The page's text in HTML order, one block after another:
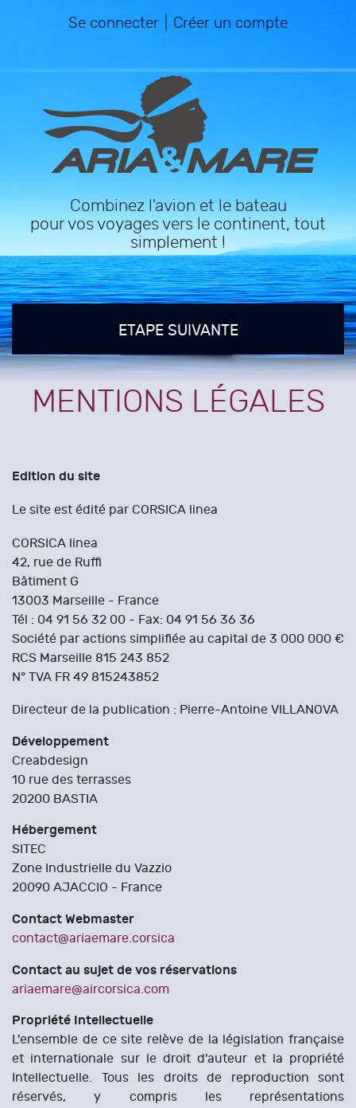
Se connecter Créer un compte
Combinez l'avion et le bateau
pour vos voyages vers le continent, tout
simplement !
ETAPE SUIVANTE
MENTIONS LÉGALES
Edition du site
Le site est édité par CORSICA linea
CORSICA linea
42, rue de Ruffi
Bâtiment G
13003 Marseille - France
Tél : 04 91 56 32 00 - Fax: 04 91 56 36 36
Société par actions simplifiée au capital de 3 000 000 €
RCS Marseille 815 243 852
N° TVA FR 49 815243852
Directeur de la publication : Pierre-Antoine VILLANOVA
Développement
Creabdesign
10 rue des terrasses
20200 BASTIA
Hébergement
SITEC
Zone Industrielle du Vazzio
20090 AJACCIO - France
Contact Webmaster
contact@ariaemare.corsica
Contact au sujet de vos réservations
ariaemare@aircorsica.com
Propriété Intellectuelle
L'ensemble de ce site relève de la législation française
et internationale sur le droit d'auteur et la propriété
Intellectuelle. Tous les droits de reproduction sont
réservés, y compris les représentations